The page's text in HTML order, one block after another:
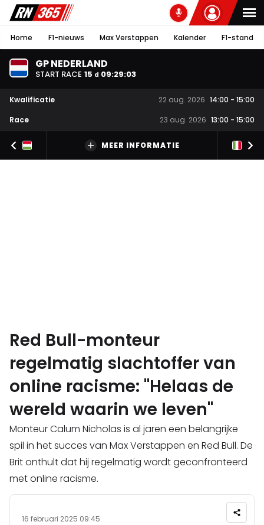
Home F1-nieuws Max Verstappen Kalender F1-stand
GP NEDERLAND
START RACE 15 d 09:29:03
Kwalificatie 22 aug. 2026 14:00 - 15:00
Race
23 aug. 2026 13:00 - 15:00
MEER INFORMATIE
Red Bull-monteur
regelmatig slachtoffer van
online racisme: "Helaas de
wereld waarin we leven"
Monteur Calum Nicholas is al jaren een belangrijke
spil in het succes van Max Verstappen en Red Bull. De
Brit onthult dat hij regelmatig wordt geconfronteerd
met online racisme.
16 februari 2025 09:45